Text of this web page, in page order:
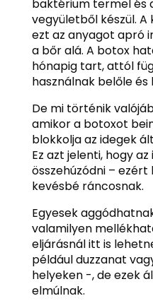
baktérium termel és
vegyületből készül. A
ezt az anyagot apró
a bőr alá. A botox
hónapig tart, attól
használnak belőle és
De mi történik
amikor a botoxot
blokkolja az idegek
Ez azt jelenti, hogy
összehúzódni –
kevésbé ráncosnak.
Egyesek
valamilyen
eljárásnál itt is
például duzzanat
helyeken -, de ezek
elmúlnak.